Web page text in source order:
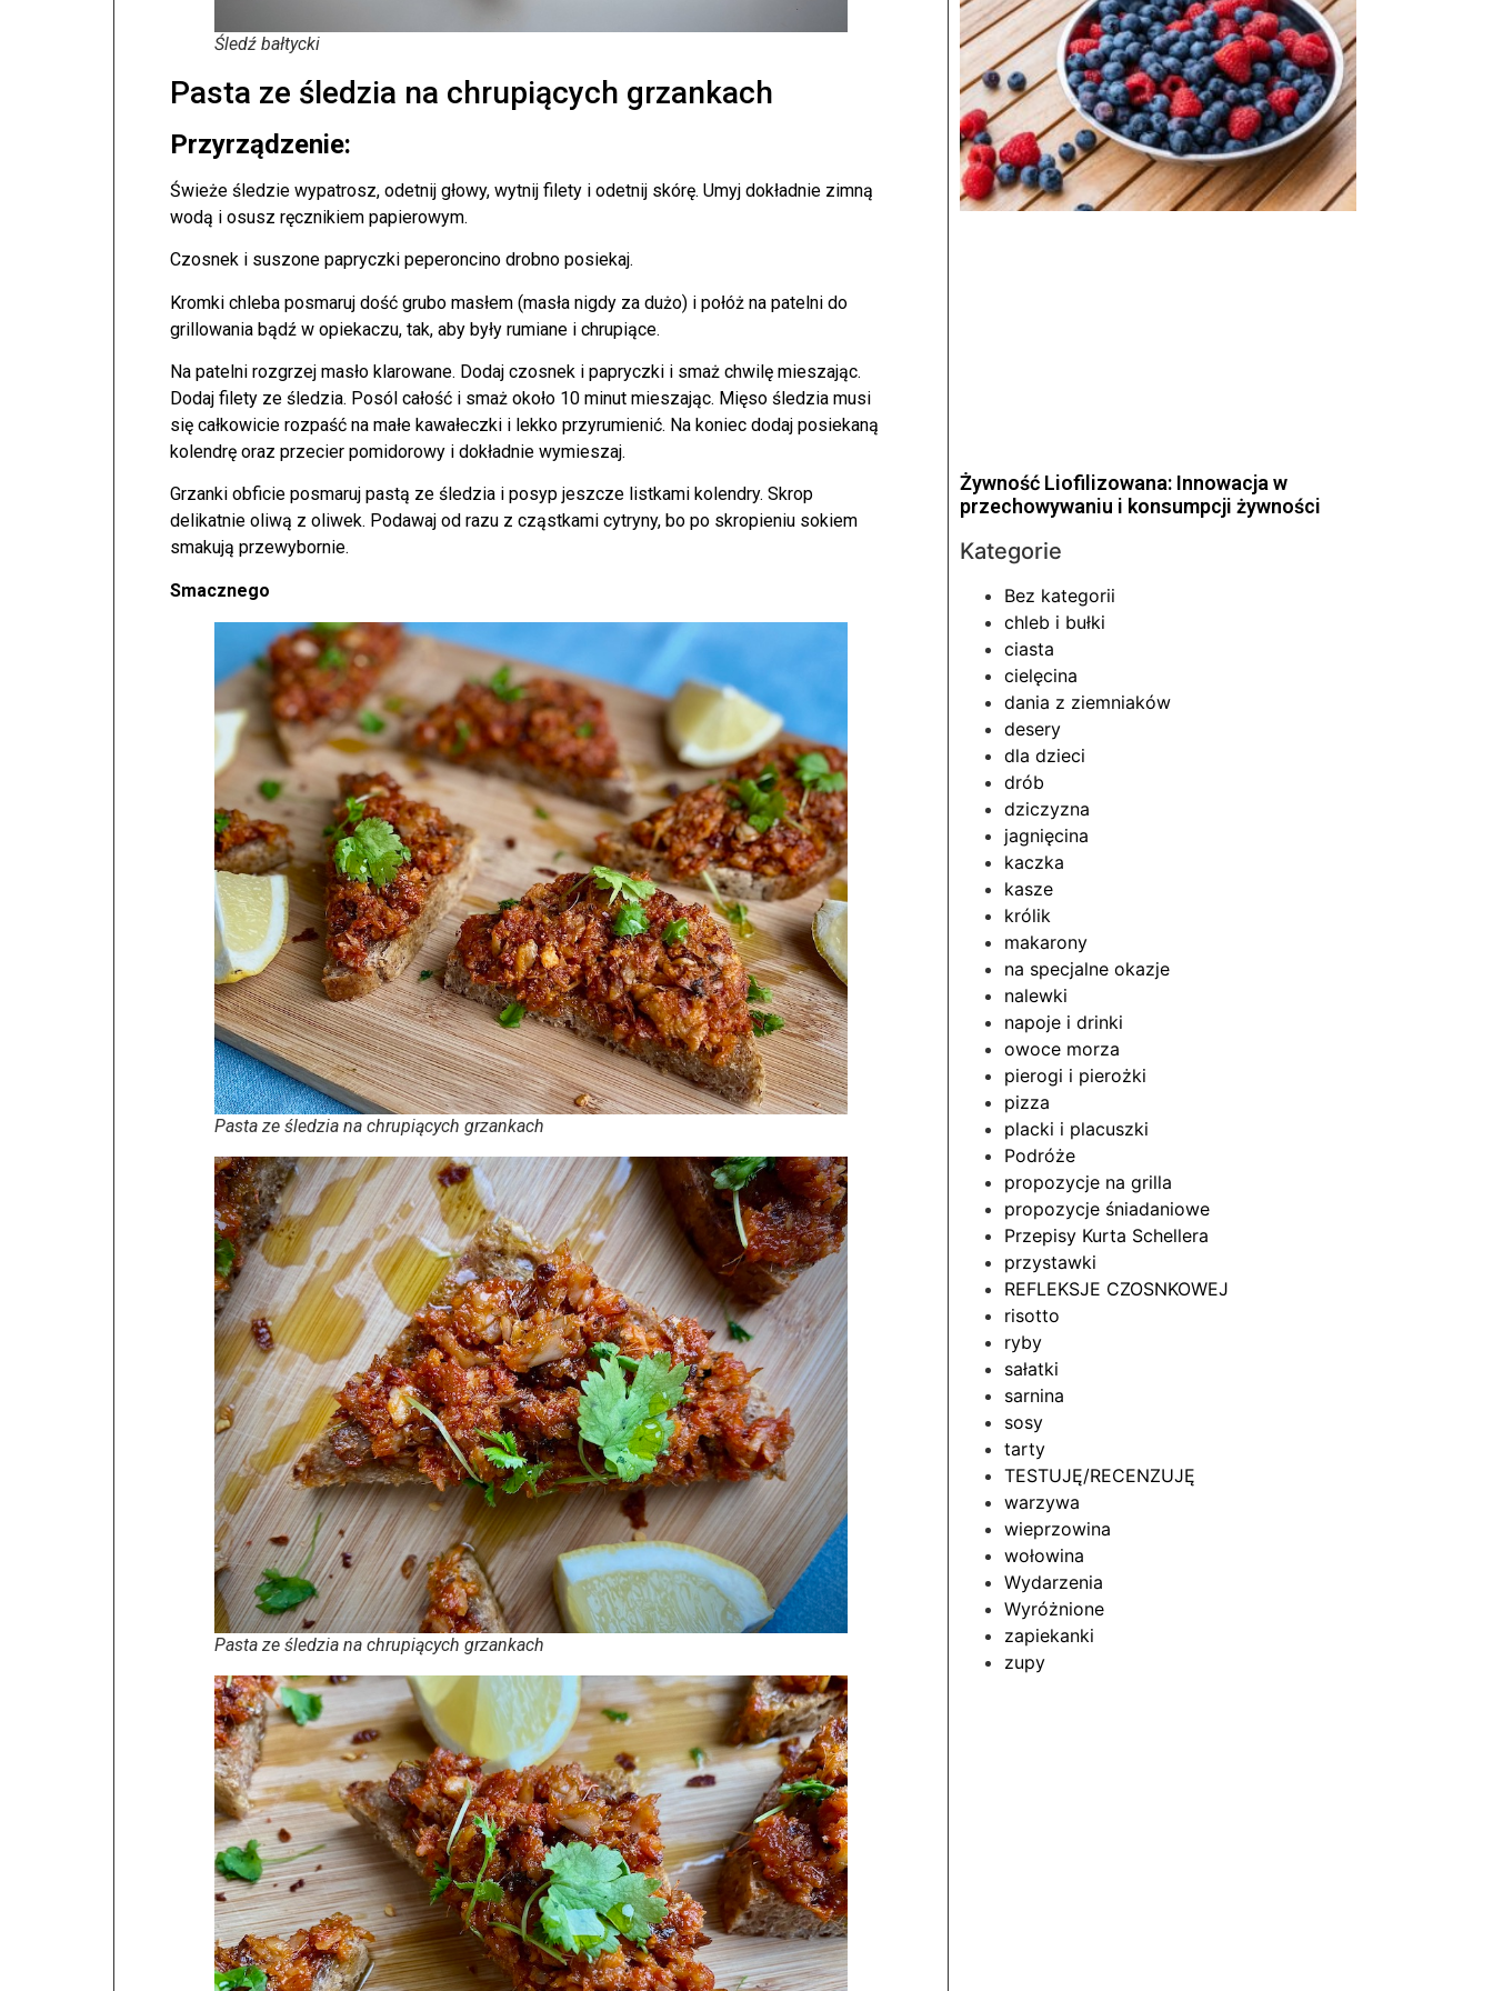
Śledź bałtycki
Pasta ze śledzia na chrupiących grzankach
Przyrządzenie:
Świeże śledzie wypatrosz, odetnij głowy, wytnij filety i odetnij skórę. Umyj dokładnie zimną
wodą i osusz ręcznikiem papierowym.
Czosnek i suszone papryczki peperoncino drobno posiekaj.
Kromki chleba posmaruj dość grubo masłem (masła nigdy za dużo) i połóż na patelni do
grillowania bądź w opiekaczu, tak, aby były rumiane i chrupiące.
Na patelni rozgrzej masło klarowane. Dodaj czosnek i papryczki i smaż chwilę mieszając.
Dodaj filety ze śledzia. Posól całość i smaż około 10 minut mieszając. Mięso śledzia musi
się całkowicie rozpaść na małe kawałeczki i lekko przyrumienić. Na koniec dodaj posiekaną
kolendrę oraz przecier pomidorowy i dokładnie wymieszaj.
Grzanki obficie posmaruj pastą ze śledzia i posyp jeszcze listkami kolendry. Skrop
delikatnie oliwą z oliwek. Podawaj od razu z cząstkami cytryny, bo po skropieniu sokiem
smakują przewybornie.
Smacznego
Pasta ze śledzia na chrupiących grzankach
Pasta ze śledzia na chrupiących grzankach
Żywność Liofilizowana: Innowacja w
przechowywaniu i konsumpcji żywności
Kategorie
Bez kategorii
chleb i bułki
ciasta
cielęcina
dania z ziemniaków
desery
dla dzieci
drób
dziczyzna
jagnięcina
kaczka
kasze
królik
makarony
na specjalne okazje
nalewki
napoje i drinki
owoce morza
pierogi i pierożki
pizza
placki i placuszki
Podróże
propozycje na grilla
propozycje śniadaniowe
Przepisy Kurta Schellera
przystawki
REFLEKSJE CZOSNKOWEJ
risotto
ryby
sałatki
sarnina
sosy
tarty
TESTUJĘ/RECENZUJĘ
warzywa
wieprzowina
wołowina
Wydarzenia
Wyróżnione
zapiekanki
zupy